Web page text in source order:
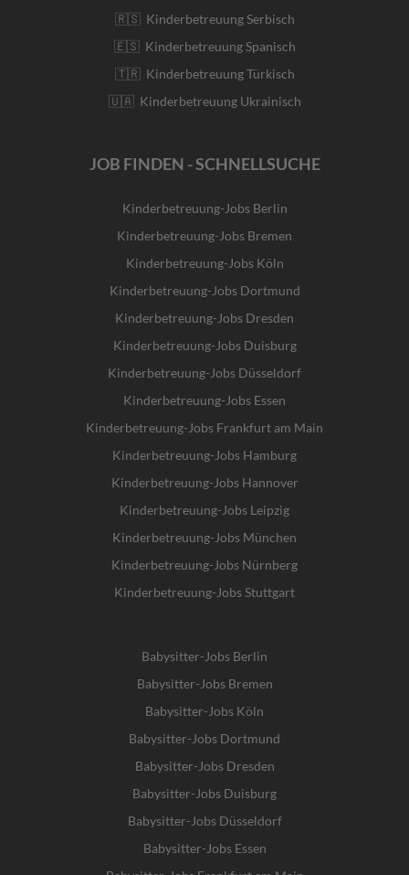
🇷🇸 Kinderbetreuung Serbisch
🇪🇸 Kinderbetreuung Spanisch
🇹🇷 Kinderbetreuung Türkisch
🇺🇦 Kinderbetreuung Ukrainisch
JOB FINDEN - SCHNELLSUCHE
Kinderbetreuung-Jobs Berlin
Kinderbetreuung-Jobs Bremen
Kinderbetreuung-Jobs Köln
Kinderbetreuung-Jobs Dortmund
Kinderbetreuung-Jobs Dresden
Kinderbetreuung-Jobs Duisburg
Kinderbetreuung-Jobs Düsseldorf
Kinderbetreuung-Jobs Essen
Kinderbetreuung-Jobs Frankfurt am Main
Kinderbetreuung-Jobs Hamburg
Kinderbetreuung-Jobs Hannover
Kinderbetreuung-Jobs Leipzig
Kinderbetreuung-Jobs München
Kinderbetreuung-Jobs Nürnberg
Kinderbetreuung-Jobs Stuttgart
Babysitter-Jobs Berlin
Babysitter-Jobs Bremen
Babysitter-Jobs Köln
Babysitter-Jobs Dortmund
Babysitter-Jobs Dresden
Babysitter-Jobs Duisburg
Babysitter-Jobs Düsseldorf
Babysitter-Jobs Essen